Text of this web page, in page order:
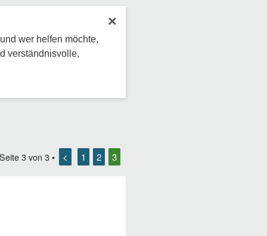
×
wer helfen möchte,
verständnisvolle,
3 von 3 • < 1 2 3